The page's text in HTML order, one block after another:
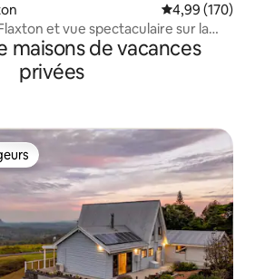
Évaluation
4,99 (170)
et vue spectaculaire sur la
maisons de vacances
privées